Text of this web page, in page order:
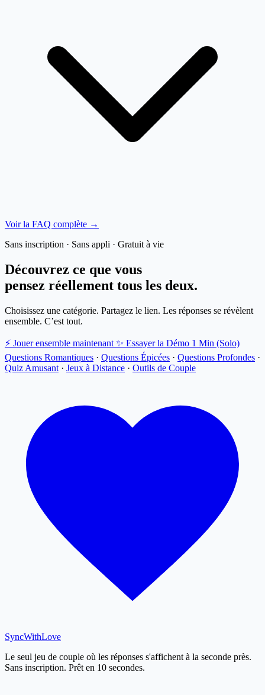
Voir la FAQ complète →
Sans inscription · Sans appli · Gratuit à vie
Découvrez ce que vous
pensez réellement tous les deux.
Choisissez une catégorie. Partagez le lien. Les réponses se révèlent
ensemble. C’est tout.
⚡ Jouer ensemble maintenant ✨ Essayer la Démo 1 Min (Solo)
Questions Romantiques · Questions Épicées · Questions Profondes ·
Quiz Amusant · Jeux à Distance · Outils de Couple
SyncWithLove
Le seul jeu de couple où les réponses s'affichent à la seconde près.
Sans inscription. Prêt en 10 secondes.